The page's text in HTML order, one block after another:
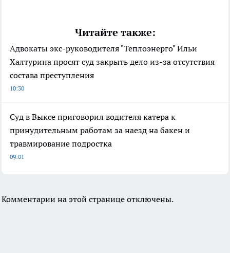
Читайте также:
Адвокаты экс-руководителя "Теплоэнерго" Ильи
Халтурина просят суд закрыть дело из-за отсутствия
состава преступления
10:30
Суд в Выксе приговорил водителя катера к
принудительным работам за наезд на бакен и
травмирование подростка
09:01
Комментарии на этой странице отключены.